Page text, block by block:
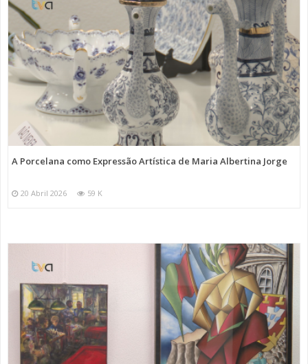
A Porcelana como Expressão Artística de Maria Albertina Jorge
20 Abril 2026 59 K